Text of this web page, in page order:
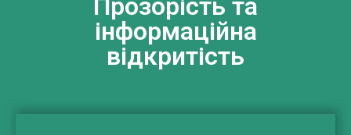
Прозорість та
інформаційна
відкритість